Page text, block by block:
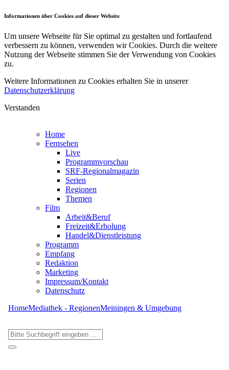
Informationen über Cookies auf dieser Website
Um unsere Webseite für Sie optimal zu gestalten und fortlaufend
verbessern zu können, verwenden wir Cookies. Durch die weitere
Nutzung der Webseite stimmen Sie der Verwendung von Cookies
zu.
Weitere Informationen zu Cookies erhalten Sie in unserer
Datenschutzerklärung
Verstanden
Home
Fernsehen
Live
Programmvorschau
SRF-Regionalmagazin
Serien
Regionen
Themen
Film
Arbeit&Beruf
Freizeit&Erholung
Handel&Dienstleistung
Programm
Empfang
Redaktion
Marketing
Impressum/Kontakt
Datenschutz
HomeMediathek - RegionenMeiningen & Umgebung